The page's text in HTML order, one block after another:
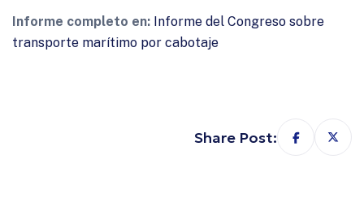
Informe completo en: Informe del Congreso sobre
transporte marítimo por cabotaje
Share Post: